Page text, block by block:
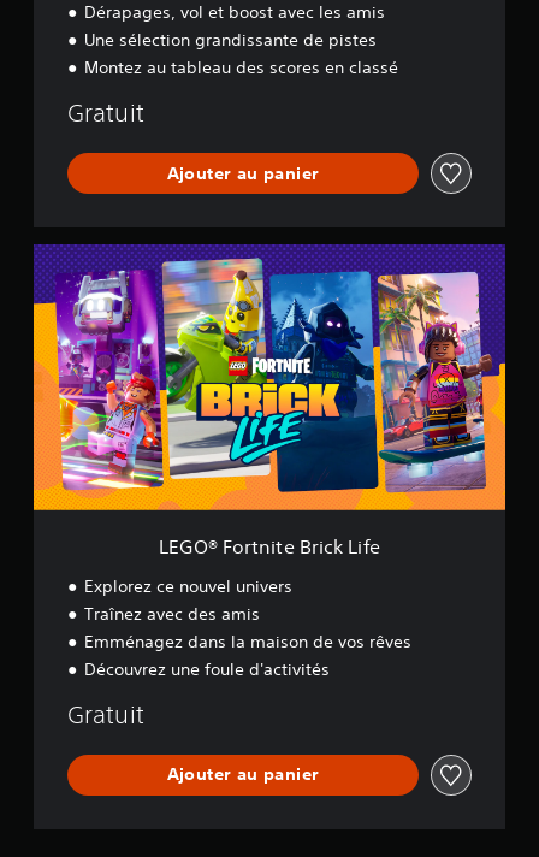
Dérapages, vol et boost avec les amis
Une sélection grandissante de pistes
Montez au tableau des scores en classé
Gratuit
Ajouter au panier
L
E
G
F
r
t
n
i
t
e
LEGO® Fortnite Brick Life
Explorez ce nouvel univers
Traînez avec des amis
Emménagez dans la maison de vos rêves
Découvrez une foule d'activités
Gratuit
Ajouter au panier